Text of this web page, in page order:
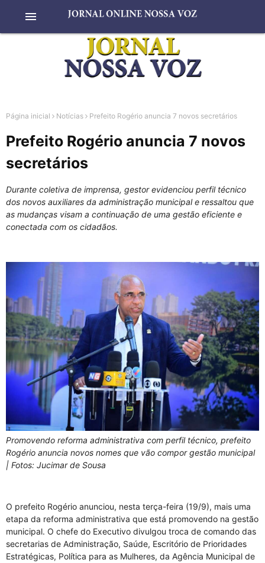
menu
Página inicial Notícias Prefeito Rogério anuncia 7 novos secretários
Prefeito Rogério anuncia 7 novos
secretários
Durante coletiva de imprensa, gestor evidenciou perfil técnico
dos novos auxiliares da administração municipal e ressaltou que
as mudanças visam a continuação de uma gestão eficiente e
conectada com os cidadãos.
Promovendo reforma administrativa com perfil técnico, prefeito
Rogério anuncia novos nomes que vão compor gestão municipal
| Fotos: Jucimar de Sousa
O prefeito Rogério anunciou, nesta terça-feira (19/9), mais uma
etapa da reforma administrativa que está promovendo na gestão
municipal. O chefe do Executivo divulgou troca de comando das
secretarias de Administração, Saúde, Escritório de Prioridades
Estratégicas, Política para as Mulheres, da Agência Municipal de